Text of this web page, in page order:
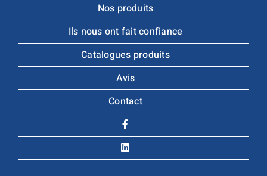
Nos produits
Ils nous ont fait confiance
Catalogues produits
Avis
Contact